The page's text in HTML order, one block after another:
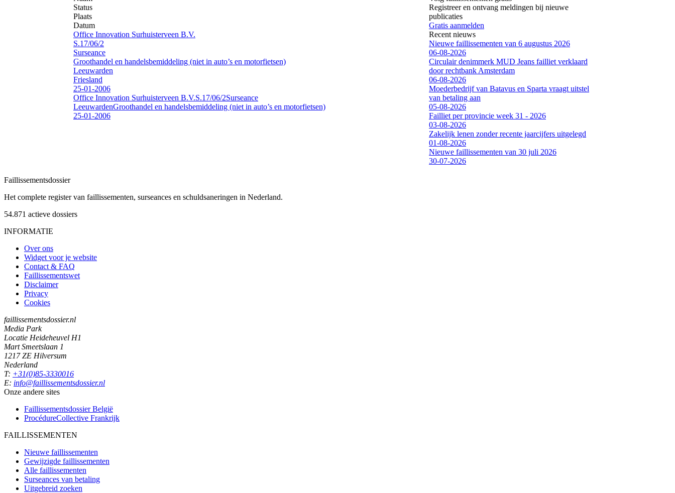
Status
Plaats
Datum
Office Innovation Surhuisterveen B.V.
S.17/06/2
Surseance
Groothandel en handelsbemiddeling (niet in auto’s en motorfietsen)
Leeuwarden
Friesland
25-01-2006
Office Innovation Surhuisterveen B.V.S.17/06/2Surseance
LeeuwardenGroothandel en handelsbemiddeling (niet in auto’s en motorfietsen)
25-01-2006
Registreer en ontvang meldingen bij nieuwe
publicaties
Gratis aanmelden
Recent nieuws
Nieuwe faillissementen van 6 augustus 2026
06-08-2026
Circulair denimmerk MUD Jeans failliet verklaard
door rechtbank Amsterdam
06-08-2026
Moederbedrijf van Batavus en Sparta vraagt uitstel
van betaling aan
05-08-2026
Failliet per provincie week 31 - 2026
03-08-2026
Zakelijk lenen zonder recente jaarcijfers uitgelegd
01-08-2026
Nieuwe faillissementen van 30 juli 2026
30-07-2026
Faillissementsdossier
Het complete register van faillissementen, surseances en schuldsaneringen in Nederland.
54.871 actieve dossiers
INFORMATIE
Over ons
Widget voor je website
Contact & FAQ
Faillissementswet
Disclaimer
Privacy
Cookies
faillissementsdossier.nl
Media Park
Locatie Heideheuvel H1
Mart Smeetslaan 1
1217 ZE Hilversum
Nederland
T: +31(0)85-3330016
E: info@faillissementsdossier.nl
Onze andere sites
Faillissementsdossier België
ProcédureCollective Frankrijk
FAILLISSEMENTEN
Nieuwe faillissementen
Gewijzigde faillissementen
Alle faillissementen
Surseances van betaling
Uitgebreid zoeken